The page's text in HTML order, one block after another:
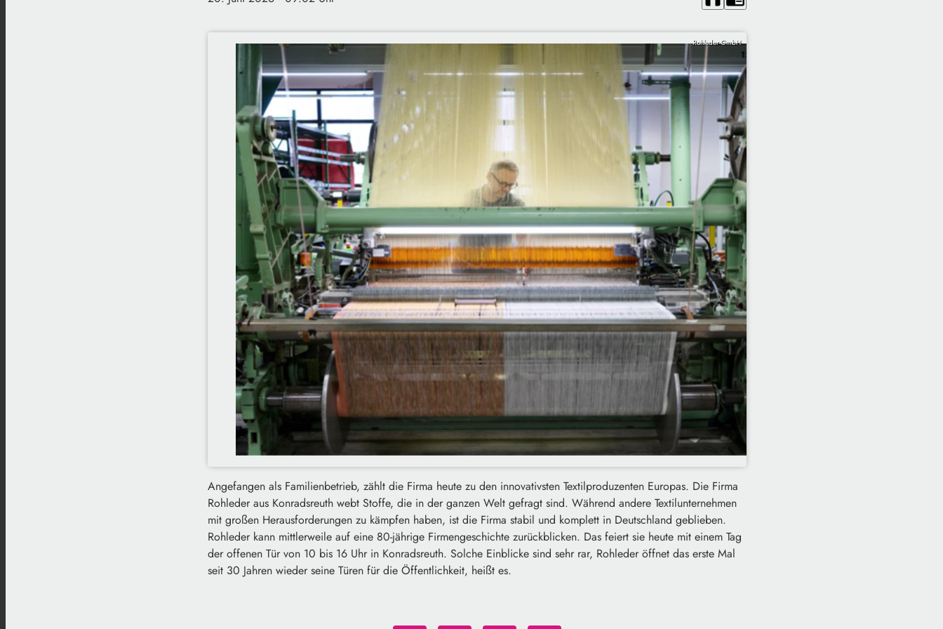
Rohleder GmbH
Angefangen als Familienbetrieb, zählt die Firma heute zu den innovativsten Textilproduzenten Europas. Die Firma
Rohleder aus Konradsreuth webt Stoffe, die in der ganzen Welt gefragt sind. Während andere Textilunternehmen
mit großen Herausforderungen zu kämpfen haben, ist die Firma stabil und komplett in Deutschland geblieben.
Rohleder kann mittlerweile auf eine 80-jährige Firmengeschichte zurückblicken. Das feiert sie heute mit einem Tag
der offenen Tür von 10 bis 16 Uhr in Konradsreuth. Solche Einblicke sind sehr rar, Rohleder öffnet das erste Mal
seit 30 Jahren wieder seine Türen für die Öffentlichkeit, heißt es.